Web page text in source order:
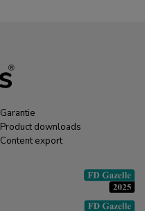
Garantie
Product downloads
Content export